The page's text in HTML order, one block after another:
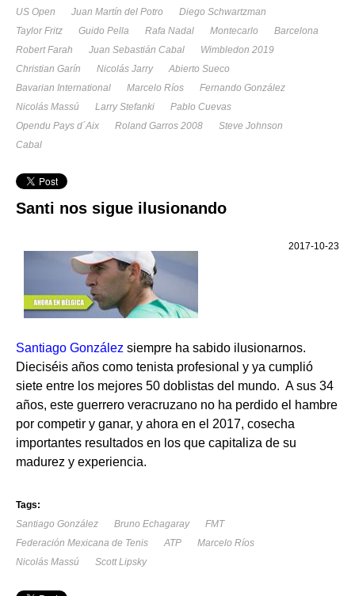
US Open
Juan Martín del Potro
Diego Schwartzman
Taylor Fritz
Guido Pella Rafa Nadal Montecarlo
Barcelona
Robert Farah
Juan Sebastián Cabal
Wimbledon 2019
Christian Garín
Nicolás Jarry
Abierto Sueco
Bavarian International
Marcelo Ríos
Fernando González
Nicolás Massú
Larry Stefanki
Pablo Cuevas
Opendu Pays d´Aix
Roland Garros 2008
Steve Johnson
Cabal
Santi nos sigue ilusionando
2017-10-23
Santiago González siempre ha sabido ilusionarnos.
Dieciséis años como tenista profesional y ya cumplió
siete entre los mejores 50 doblistas del mundo. A sus 34
años, este guerrero veracruzano no ha perdido el hambre
por competir y ganar, y ahora en el 2017, cosecha
importantes resultados en los que capitaliza de su
madurez y experiencia.
Tags:
Santiago González
Bruno Echagaray
FMT
Federación Mexicana de Tenis
ATP
Marcelo Ríos
Nicolás Massú
Scott Lipsky